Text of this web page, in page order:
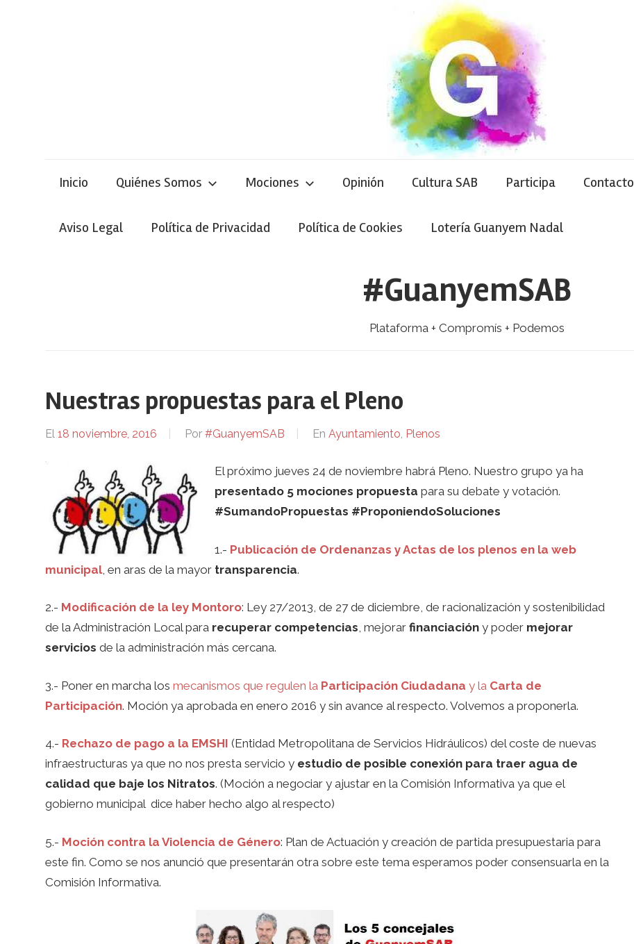
Inicio Quiénes Somos Mociones Opinión Cultura SAB Participa Contacto
Aviso Legal Política de Privacidad Política de Cookies Lotería Guanyem Nadal
#GuanyemSAB
Plataforma + Compromís + Podemos
Nuestras propuestas para el Pleno
El 18 noviembre, 2016 Por #GuanyemSAB En Ayuntamiento, Plenos
El próximo jueves 24 de noviembre habrá Pleno. Nuestro grupo ya ha
presentado 5 mociones propuesta para su debate y votación.
#SumandoPropuestas #ProponiendoSoluciones
1.- Publicación de Ordenanzas y Actas de los plenos en la web
municipal, en aras de la mayor transparencia.
2.- Modificación de la ley Montoro: Ley 27/2013, de 27 de diciembre, de racionalización y sostenibilidad
de la Administración Local para recuperar competencias, mejorar financiacióny poder mejorar
servicios de la administración más cercana.
3.- Poner en marcha los mecanismos que regulen la Participación Ciudadana y la Carta de
Participación. Moción ya aprobada en enero 2016 y sin avance al respecto. Volvemos a proponerla.
4.- Rechazo de pago a la EMSHI (Entidad Metropolitana de Servicios Hidráulicos) del coste de nuevas
infraestructuras ya que no nos presta servicio y estudio de posible conexión para traer agua de
calidad que baje los Nitratos. (Moción a negociar y ajustar en la Comisión Informativa ya que el
gobierno municipal dice haber hecho algo al respecto)
5.- Moción contra la Violencia de Género: Plan de Actuación y creación de partida presupuestaria para
este fin. Como se nos anunció que presentarán otra sobre este tema esperamos poder consensuarla en la
Comisión Informativa.